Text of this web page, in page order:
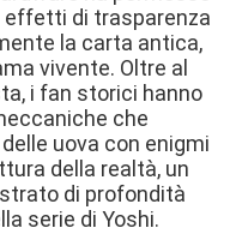
effetti di trasparenza
la carta antica,
vivente. Oltre al
i fan storici hanno
che
uova con enigmi
della realtà, un
di profondità
serie di Yoshi.